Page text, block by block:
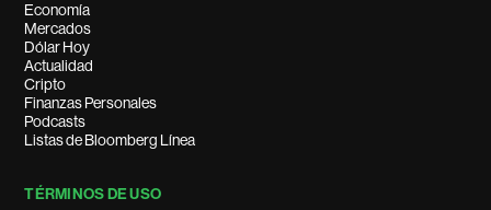
Economía
Mercados
Dólar Hoy
Actualidad
Cripto
Finanzas Personales
Podcasts
Listas de Bloomberg Línea
TÉRMINOS DE USO